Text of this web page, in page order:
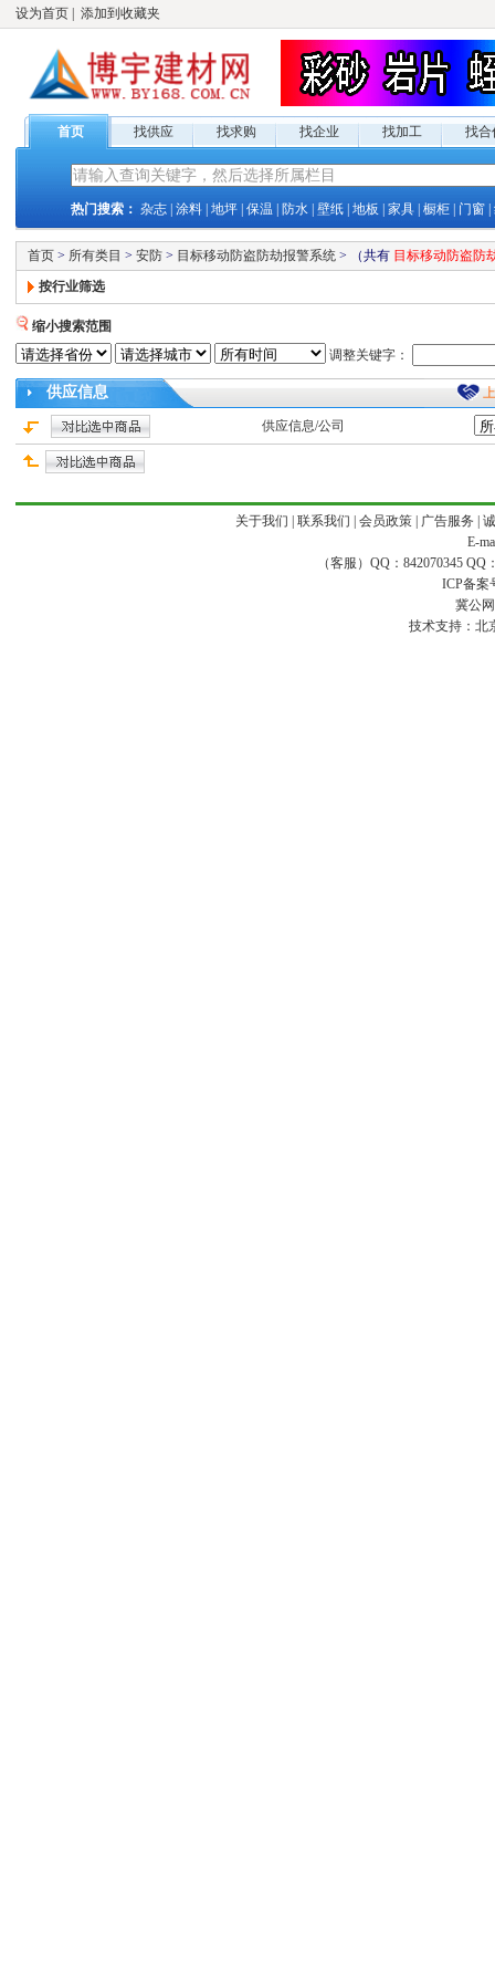
设为首页 添加到收藏夹
首页 找供应 找求购 找企业 找加工 找合
热门搜索： 杂志 涂料 地坪 保温 防水 壁纸 地板 家具 橱柜 门窗
首页 > 所有类目 > 安防 > 目标移动防盗防劫报警系统 > （共有 目标移动防盗防
按行业筛选
缩小搜索范围
调整关键字：
供应信息
供应信息/公司
关于我们 联系我们 会员政策| 广告服务
E-
（客服）QQ：842070345 QQ
ICP备案
冀公
技术支持： 北